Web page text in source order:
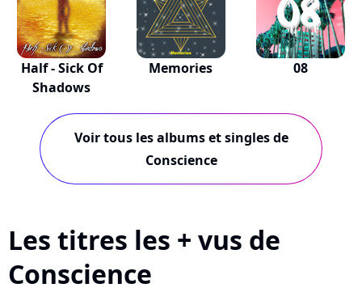
Half - Sick Of
Shadows
Memories 08
Voir tous les albums et singles de
Conscience
Les titres les + vus de
Conscience